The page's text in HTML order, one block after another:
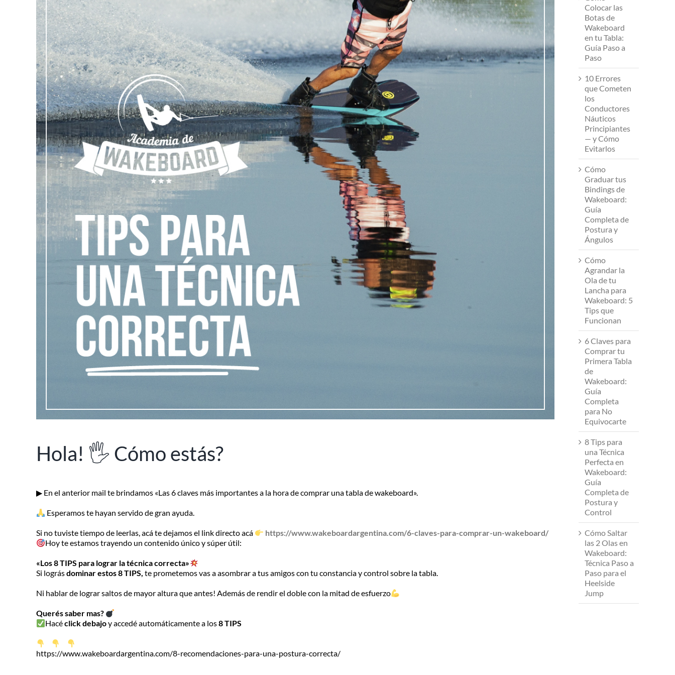
Hola! 🖐 Cómo estás?
▶ En el anterior mail te brindamos «Las 6 claves más importantes a la hora de comprar una tabla de wakeboard».
Esperamos te hayan servido de gran ayuda.
Si no tuviste tiempo de leerlas, acá te dejamos el link directo acá
https://www.wakeboardargentina.com/6-claves-para-comprar-un-wakeboard/
Hoy te estamos trayendo un contenido único y súper útil:
«Los 8 TIPS para lograr la técnica correcta»
Si lográsdominar estos 8 TIPS, te prometemos vas a asombrar a tus amigos con tu constancia y control sobre la tabla.
Ni hablar de lograr saltos de mayor altura que antes! Además de rendir el doble con la mitad de esfuerzo
Querés saber mas?
Hacéclick debajoy accedé automáticamente a los8 TIPS
https://www.wakeboardargentina.com/8-recomendaciones-para-una-postura-correcta/
Colocar las
Botas de
Wakeboard
en tu Tabla:
Guía Paso a
Paso
10 Errores
que Cometen
los
Conductores
Náuticos
Principiantes
— y Cómo
Evitarlos
Cómo
Graduar tus
Bindings de
Wakeboard:
Guía
Completa de
Postura y
Ángulos
Cómo
Agrandar la
Ola de tu
Lancha para
Wakeboard: 5
Tips que
Funcionan
6 Claves para
Comprar tu
Primera Tabla
de
Wakeboard:
Guía
Completa
para No
Equivocarte
8 Tips para
una Técnica
Perfecta en
Wakeboard:
Guía
Completa de
Postura y
Control
Cómo Saltar
las 2 Olas en
Wakeboard:
Técnica Paso a
Paso para el
Heelside
Jump